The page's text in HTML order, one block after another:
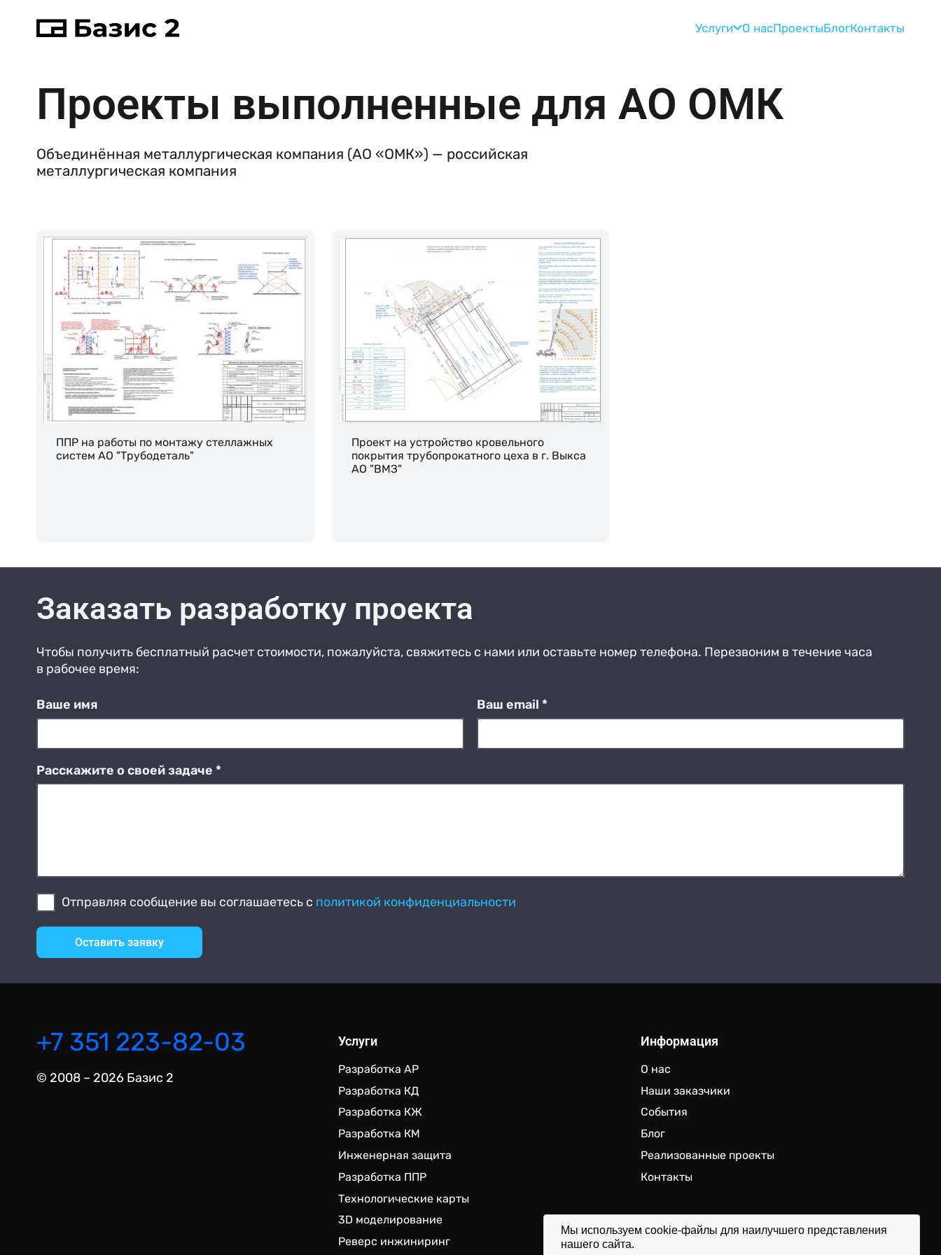
Услуги О насПроектыБлогКонтакты
Проекты выполненные для АО ОМК
Объединённая металлургическая компания (АО «ОМК») — российская
металлургическая компания
ППР на работы по монтажу стеллажных
систем АО "Трубодеталь"
Проект на устройство кровельного
покрытия трубопрокатного цеха в г. Выкса
АО "ВМЗ"
Заказать разработку проекта
Чтобы получить бесплатный расчет стоимости, пожалуйста, свяжитесь с нами или оставьте номер телефона. Перезвоним в течение часа
в рабочее время:
Ваше имя Ваш email *
Расскажите о своей задаче *
Отправляя сообщение вы соглашаетесь с политикой конфиденциальности
Оставить заявку
+7 351 223-82-03
© 2008 – 2026 Базис 2
Услуги
Разработка АР
Разработка КД
Разработка КЖ
Разработка КМ
Инженерная защита
Разработка ППР
Технологические карты
3D моделирование
Реверс инжиниринг
Информация
О нас
Наши заказчики
События
Блог
Реализованные проекты
Контакты
Мы используем cookie-файлы для наилучшего представления
нашего сайта.